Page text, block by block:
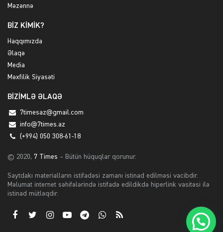
Məzənnə
BİZ KİMİK?
Haqqımızda
Əlaqə
Media
Məxfilik Siyasəti
BİZİMLƏ ƏLAQƏ
7timesaz@gmail.com
info@7times.az
(+994) 050 308-61-18
© 2020, 7 Times – Bütün hüquqlar qorunur.
Saytdakı materialların istifadəsi zamanı istinad edilməsi vacibdir.
Məlumat internet səhifələrində istifadə edildikdə hiperlink vasitəsi ilə
istinad mütləqdir.